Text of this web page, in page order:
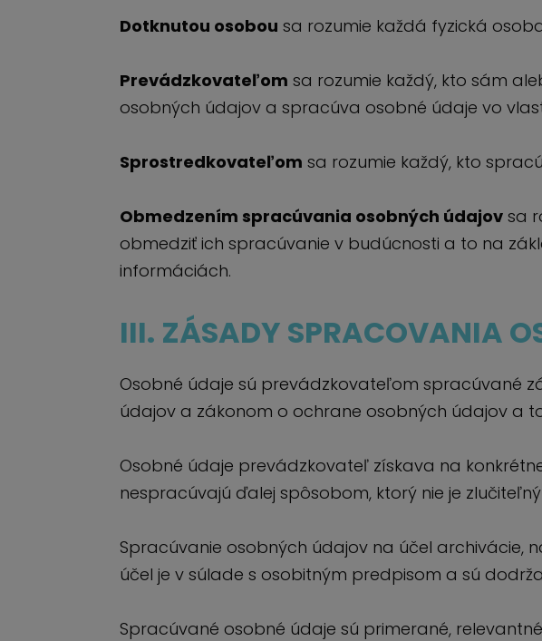
Dotknutou osobou sa rozumie každá fyzická
Prevádzkovateľom sa rozumie každý, kto sám
osobných údajov a spracúva osobné údaje vo
Sprostredkovateľom sa rozumie každý, kto
Obmedzením spracúvania osobných údajov sa
obmedziť ich spracúvanie v budúcnosti a to na
informáciách.
III. ZÁSADY SPRACOVANIA
Osobné údaje sú prevádzkovateľom spracúvané
údajov a zákonom o ochrane osobných údajov a
Osobné údaje prevádzkovateľ získava na
nespracúvajú ďalej spôsobom, ktorý nie je
Spracúvanie osobných údajov na účel archivácie,
účel je v súlade s osobitným predpisom a sú
Spracúvané osobné údaje sú primerané,